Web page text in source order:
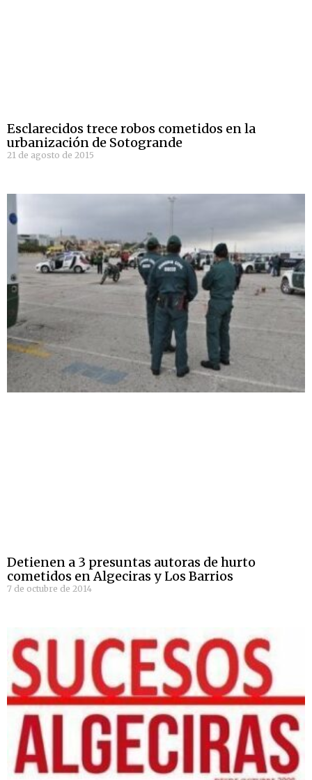
Esclarecidos trece robos cometidos en la
urbanización de Sotogrande
21 de agosto de 2015
Detienen a 3 presuntas autoras de hurto
cometidos en Algeciras y Los Barrios
7 de octubre de 2014